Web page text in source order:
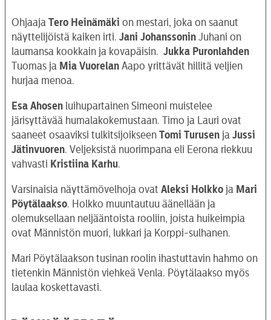
Ohjaaja Tero Heinämäki on mestari, joka on saanut
näyttelijöistä kaiken irti. Jani Johanssonin Juhani on
laumansa kookkain ja kovapäisin. Jukka Puronlahden
Tuomas ja Mia Vuorelan Aapo yrittävät hillitä veljien
hurjaa menoa.
Esa Ahosen luihupartainen Simeoni muistelee
järisyttävää humalakokemustaan. Timo ja Lauri ovat
saaneet osaaviksi tulkitsijoikseen Tomi Turusen ja Jussi
Jätinvuoren . Veljeksistä nuorimpana eli Eerona riekkuu
vahvasti Kristiina Karhu
Varsinaisia näyttämövelhoja ovat Aleksi Holkko ja Mari
Pöytälaakso . Holkko muuntautuu äänellään ja
olemuksellaan neljääntoista rooliin, joista huikeimpia
ovat Männistön muori, lukkari ja Korppi-sulhanen.
Mari Pöytälaakson tusinan roolin ihastuttavin hahmo on
tietenkin Männistön viehkeä Venla. Pöytälaakso myös
laulaa koskettavasti.